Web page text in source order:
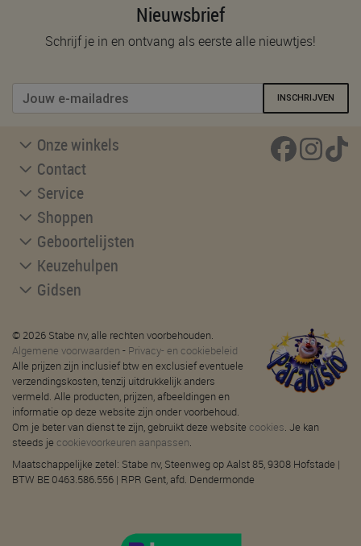
Nieuwsbrief
Schrijf je in en ontvang als eerste alle nieuwtjes!
INSCHRIJVEN
Onze winkels
Contact
Service
Shoppen
Geboortelijsten
Keuzehulpen
Gidsen
© 2026 Stabe nv, alle rechten voorbehouden.
Algemene voorwaarden - Privacy- en cookiebeleid
Alle prijzen zijn inclusief btw en exclusief eventuele
verzendingskosten, tenzij uitdrukkelijk anders
vermeld. Alle producten, prijzen, afbeeldingen en
informatie op deze website zijn onder voorbehoud.
Om je beter van dienst te zijn, gebruikt deze website cookies. Je kan
steeds je cookievoorkeuren aanpassen.
Maatschappelijke zetel: Stabe nv, Steenweg op Aalst 85, 9308 Hofstade |
BTW BE 0463.586.556 | RPR Gent, afd. Dendermonde